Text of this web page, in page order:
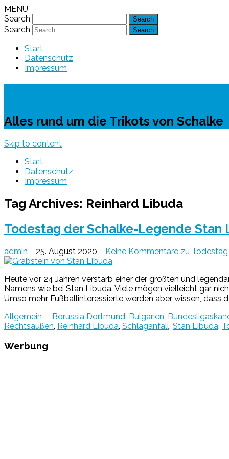
MENU
Search
Search
Start
Datenschutz
Impressum
Alles rund um die Trikots von Schalke
Skip to content
Start
Datenschutz
Impressum
Tag Archives: Reinhard Libuda
Todestag der Schalke-Legende Stan
admin 25. August 2020 Keine Kommentare zu
Heute vor 24 Jahren verstarb einer der größten und
Namens wie bei Stan Libuda. Viele mögen vielleicht gar
Umso mehr Fußballinteressierte werden aber wissen, dass
Allgemein
Borussia Dortmund Bulgarien
Rechtsaußen Reinhard Libuda Schlaganfall Stan Libuda
Werbung